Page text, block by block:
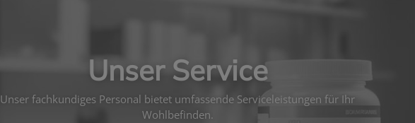
Unser Service
Unser fachkundiges Personal bietet umfassende Serviceleistungen für Ihr
Wohlbefinden.